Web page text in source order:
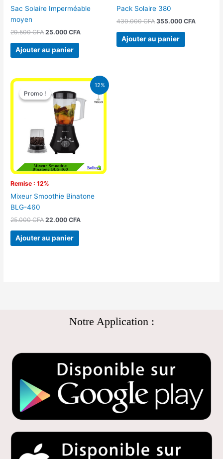
Sac Solaire Imperméable
moyen
29.500CFA 25.000CFA
Ajouter au panier
Pack Solaire 380
430.000CFA 355.000 CFA
Ajouter au panier
12%
Promo !
Remise : 12%
Promo !
Mixeur Smoothie Binatone
BLG-460
25.000CFA
Le
prix
initial
était :
25.000 CFA.
22.000CFA
Le
prix
actuel
est :
Ajouter au panier
Notre Application :